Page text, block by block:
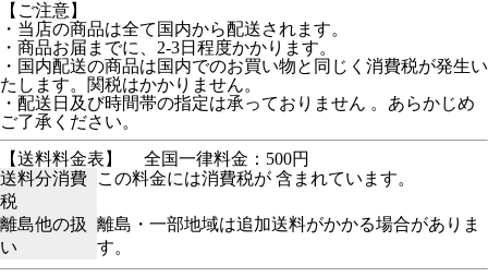
【ご注意】
・当店の商品は全て国内から配送されます。
・商品お届までに、2-3日程度かかります。
・国内配送の商品は国内でのお買い物と同じく消費税が発生い
たします。関税はかかりません。
・配送日及び時間帯の指定は承っておりません 。あらかじめ
ご了承ください。
【送料料金表】
全国一律料金：500円
送料分消費
税
この料金には消費税が 含まれています。
離島他の扱
い
離島・一部地域は追加送料がかかる場合がありま
す。